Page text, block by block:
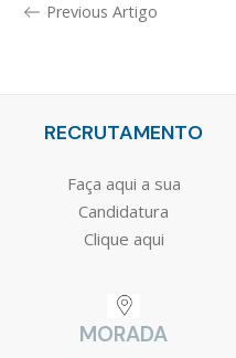
Previous Artigo
RECRUTAMENTO
Faça aqui a sua
Candidatura
Clique aqui
MORADA